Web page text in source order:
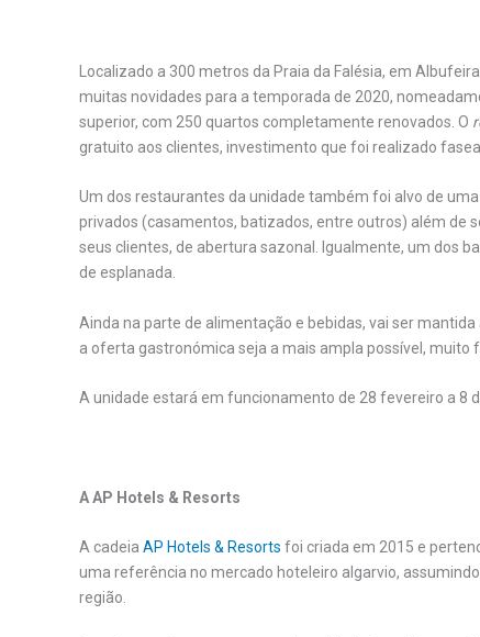
Localizado a 300 metros da Praia da Falésia, em
muitas novidades para a temporada de 2020,
superior, com 250 quartos completamente renovados. O
gratuito aos clientes, investimento que foi realizado
Um dos restaurantes da unidade também foi alvo de
privados (casamentos, batizados, entre outros) além de
seus clientes, de abertura sazonal. Igualmente, um dos
de esplanada.
Ainda na parte de alimentação e bebidas, vai ser
a oferta gastronómica seja a mais ampla possível, muito
A unidade estará em funcionamento de 28 fevereiro a 8
A AP Hotels & Resorts
A cadeia AP Hotels & Resorts foi criada em 2015 e
uma referência no mercado hoteleiro algarvio,
região.